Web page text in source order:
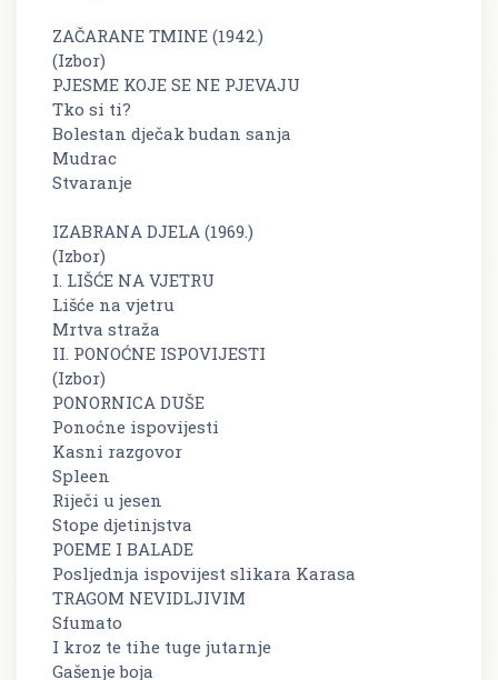
ZAČARANE TMINE (1942.)
(Izbor)
PJESME KOJE SE NE PJEVAJU
Tko si ti?
Bolestan dječak budan sanja
Mudrac
Stvaranje
IZABRANA DJELA (1969.)
(Izbor)
I. LIŠĆE NA VJETRU
Lišće na vjetru
Mrtva straža
II. PONOĆNE ISPOVIJESTI
(Izbor)
PONORNICA DUŠE
Ponoćne ispovijesti
Kasni razgovor
Spleen
Riječi u jesen
Stope djetinjstva
POEME I BALADE
Posljednja ispovijest slikara Karasa
TRAGOM NEVIDLJIVIM
Sfumato
I kroz te tihe tuge jutarnje
Gašenje boja